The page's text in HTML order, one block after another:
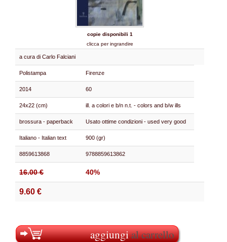
copie disponibili 1
clicca per ingrandire
a cura di Carlo Falciani
Polistampa Firenze
2014 60
24x22 (cm) ill. a colori e b/n n.t. - colors and b/w ills
brossura - paperback Usato ottime condizioni - used very good
Italiano - Italian text 900 (gr)
8859613868 9788859613862
16.00 € 40%
9.60 €
aggiungial carrello